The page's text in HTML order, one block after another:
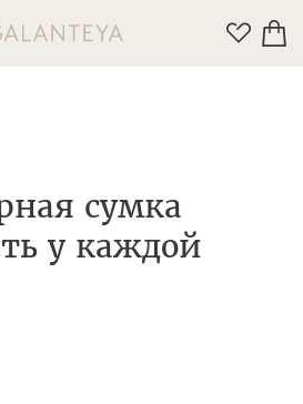
или артикул товара
сумка
у каждой